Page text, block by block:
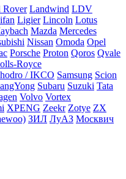
Rover Landwind LDV
Ligier Lincoln Lotus
Mazda Mercedes
Nissan Omoda Opel
Porsche Proton Qoros Qvale
Royce
/ IKCO Samsung Scion
Subaru Suzuki Tata
Volvo Vortex
XPENG Zeekr Zotye ZX
ЗИЛ ЛуАЗ Москвич